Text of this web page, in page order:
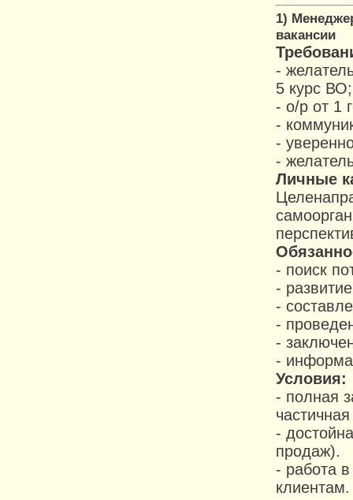
1)
вакансии
-
5 курс ВО;
- о/р от 1
-
-
-
Личные
- поиск
-
-
-
-
-
Условия:
- полная
-
продаж).
- работа
клиентам.